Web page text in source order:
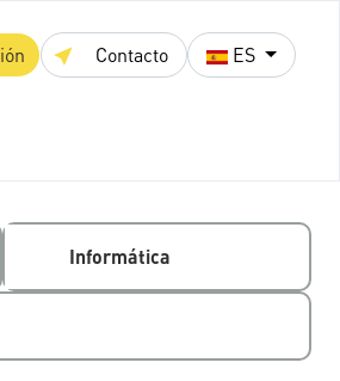
Contacto ES
Informática